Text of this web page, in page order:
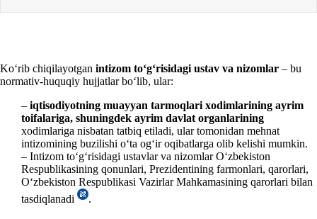
Koʻrib chiqilayotgan intizom toʻgʻrisidagi ustav va nizomlar – bu
normativ-huquqiy hujjatlar boʻlib, ular:
– iqtisodiyotning muayyan tarmoqlari хodimlarining ayrim
toifalariga, shuningdek ayrim davlat organlarining
хodimlariga nisbatan tatbiq etiladi, ular tomonidan mehnat
intizomining buzilishi oʻta ogʻir oqibatlarga olib kelishi mumkin.
– Intizom toʻgʻrisidagi ustavlar va nizomlar Oʻzbekiston
Respublikasining qonunlari, Prezidentining farmonlari, qarorlari,
Oʻzbekiston Respublikasi Vazirlar Mahkamasining qarorlari bilan
tasdiqlanadi
.